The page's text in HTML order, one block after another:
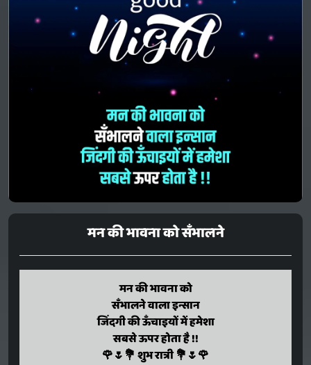
मन की भावना को सँभालने
मन की भावना को
सँभालने वाला इन्सान
जिंदगी की ऊँचाइयों में हमेशा
सबसे ऊपर होता है !!
🌹🌷💐 शुभ रात्री 💐🌷🌹
man ki bhaavana ko
sanbhaalane vaala insaan
jindagi ki unchaiyon mein hamesha
sabase upar hota hai !!
🌹🌷💐 shubh raatri 💐🌷🌹